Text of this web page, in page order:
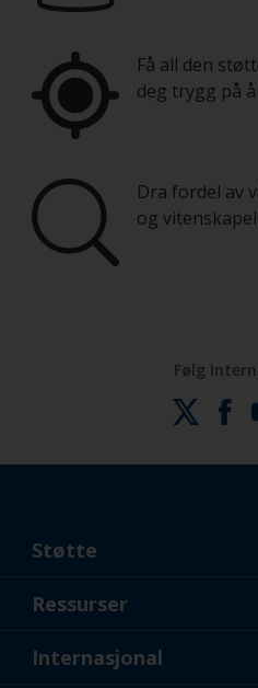
Få all den
deg trygg på
Dra fordel av
og
Følg
Støtte
Om oss
Ressurser
Nyheter
Internasjonal